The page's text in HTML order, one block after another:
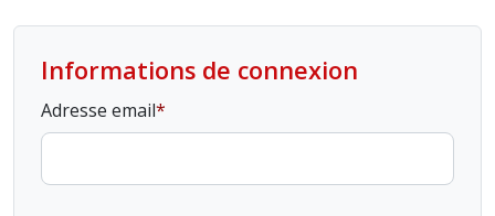
Informations de connexion
Adresse email